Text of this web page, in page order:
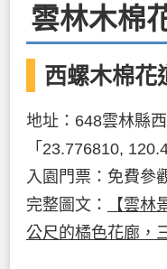
雲林木棉
西螺木棉花
地址：648雲林縣
「23.776810,
入園門票：免費參
完整圖文：
【雲
公尺的橘色花廊，